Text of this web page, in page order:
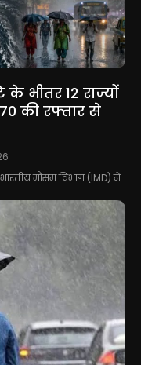
भीतर 12 राज्यों
की रफ्तार से
मौसम विभाग (IMD) ने